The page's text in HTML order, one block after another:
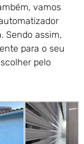
vamos
Sendo assim,
para o seu
pelo